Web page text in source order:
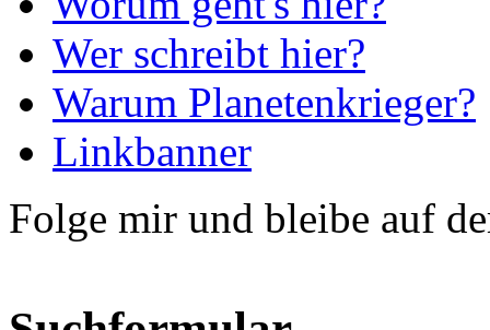
Wer schreibt hier?
Warum Planetenkrieger?
Linkbanner
Folge mir und bleibe auf